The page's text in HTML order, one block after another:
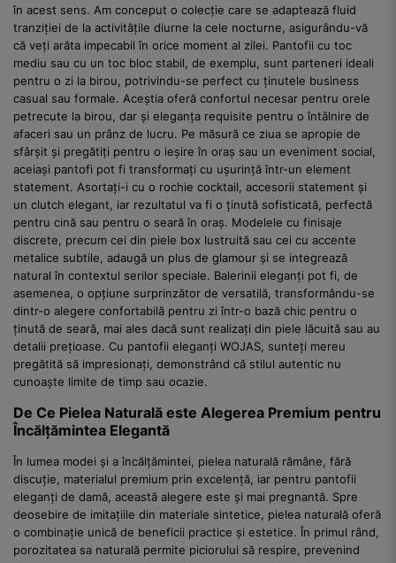
în acest sens. Am conceput o colecție care se adaptează fluid
tranziției de la activitățile diurne la cele nocturne, asigurându-vă
că veți arăta impecabil în orice moment al zilei. Pantofii cu toc
mediu sau cu un toc bloc stabil, de exemplu, sunt parteneri ideali
pentru o zi la birou, potrivindu-se perfect cu ținutele business
casual sau formale. Aceștia oferă confortul necesar pentru orele
petrecute la birou, dar și eleganța requisite pentru o întâlnire de
afaceri sau un prânz de lucru. Pe măsură ce ziua se apropie de
sfârșit și pregătiți pentru o ieșire în oraș sau un eveniment social,
aceiași pantofi pot fi transformați cu ușurință într-un element
statement. Asortați-i cu o rochie cocktail, accesorii statement și
un clutch elegant, iar rezultatul va fi o ținută sofisticată, perfectă
pentru cină sau pentru o seară în oraș. Modelele cu finisaje
discrete, precum cei din piele box lustruită sau cei cu accente
metalice subtile, adaugă un plus de glamour și se integrează
natural în contextul serilor speciale. Balerinii eleganți pot fi, de
asemenea, o opțiune surprinzător de versatilă, transformându-se
dintr-o alegere confortabilă pentru zi într-o bază chic pentru o
ținută de seară, mai ales dacă sunt realizați din piele lăcuită sau au
detalii prețioase. Cu pantofii eleganți WOJAS, sunteți mereu
pregătită să impresionați, demonstrând că stilul autentic nu
cunoaște limite de timp sau ocazie.
De Ce Pielea Naturală este Alegerea Premium pentru
Încălțămintea Elegantă
În lumea modei și a încălțămintei, pielea naturală rămâne, fără
discuție, materialul premium prin excelență, iar pentru pantofii
eleganți de damă, această alegere este și mai pregnantă. Spre
deosebire de imitațiile din materiale sintetice, pielea naturală oferă
o combinație unică de beneficii practice și estetice. În primul rând,
porozitatea sa naturală permite piciorului să respire, prevenind